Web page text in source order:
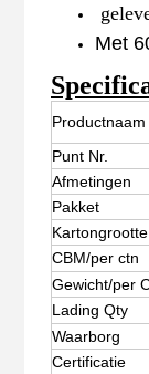

Met
Productnaam
Punt Nr.
Afmetingen
Pakket
Kartongrootte
CBM/per ctn
Gewicht/per
Lading Qty
Waarborg
Certificatie